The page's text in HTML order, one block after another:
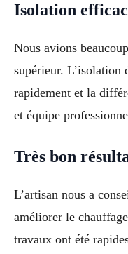
Isolation
Nous avions
supérieur. L’isolation
rapidement et la
et équipe
Très bon
L’artisan nous a
améliorer le
travaux ont été